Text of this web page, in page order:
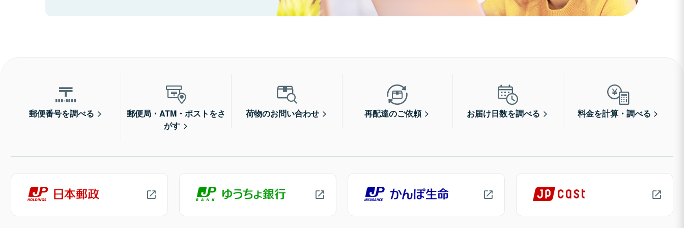
郵便番号を調べる
郵便局・ATM・ポストをさ
がす
荷物のお問い合わせ 再配達のご依頼 お届け日数を調べる 料金を計算・調べる